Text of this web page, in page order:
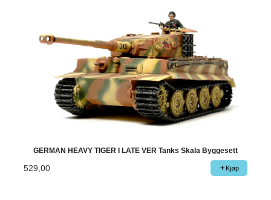
GERMAN HEAVY TIGER I LATE VER Tanks Skala Byggesett
529,00 Kjøp